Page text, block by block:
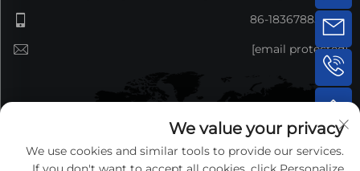
+86-18367885692
[email protected]
We value your privacy
We use cookies and similar tools to provide our services.